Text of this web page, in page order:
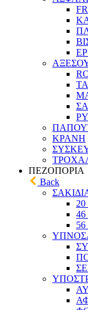
ΚΡΑΝΗ
ΠΕΖΟΠΟΡΙΑ
Back
20
46
56